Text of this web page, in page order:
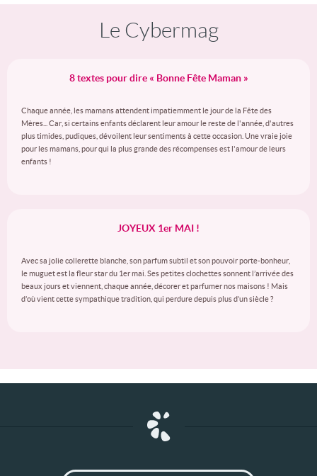
Le Cybermag
8 textes pour dire « Bonne Fête Maman »
Chaque année, les mamans attendent impatiemment le jour de la Fête des
Mères... Car, si certains enfants déclarent leur amour le reste de l'année, d'autres
plus timides, pudiques, dévoilent leur sentiments à cette occasion. Une vraie joie
pour les mamans, pour qui la plus grande des récompenses est l'amour de leurs
enfants !
JOYEUX 1er MAI !
Avec sa jolie collerette blanche, son parfum subtil et son pouvoir porte-bonheur,
le muguet est la fleur star du 1er mai. Ses petites clochettes sonnent l’arrivée des
beaux jours et viennent, chaque année, décorer et parfumer nos maisons ! Mais
d’où vient cette sympathique tradition, qui perdure depuis plus d’un siècle ?